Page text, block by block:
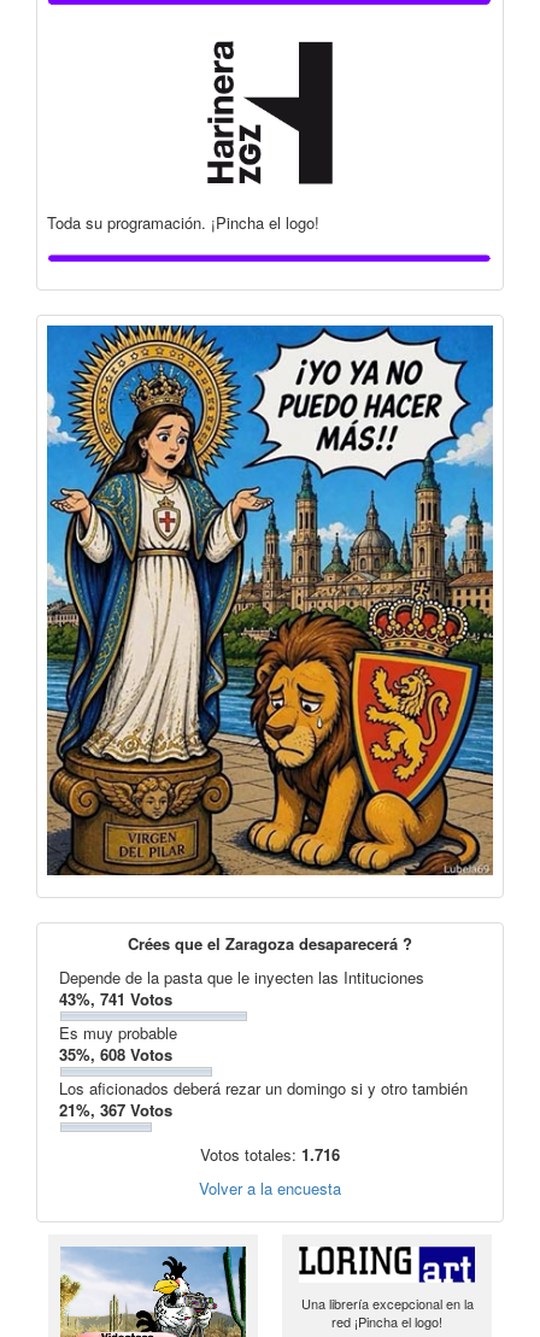
Toda su programación. ¡Pincha el logo!
Crées que el Zaragoza desaparecerá ?
Depende de la pasta que le inyecten las Intituciones
43%, 741 Votos
Es muy probable
35%, 608 Votos
Los aficionados deberá rezar un domingo si y otro también
21%, 367 Votos
Votos totales: 1.716
Volver a la encuesta
Una librería excepcional en la
red ¡Pincha el logo!